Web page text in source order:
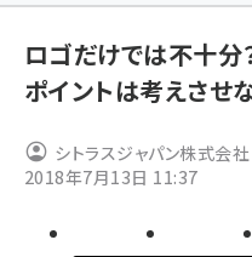
ai (2811)
note (2315)
ロゴだけでは不十分
ポイントは考えさせ
シトラスジャパン株式会社
2018年7月13日 11:37